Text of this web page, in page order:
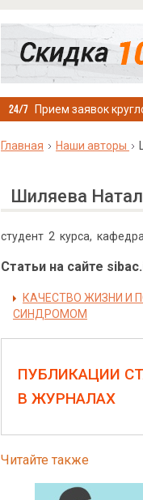
Прием заявок
Главная Наши авторы
Шиляева
студент 2 курса,
Статьи на сайте
КАЧЕСТВО ЖИЗНИ И
СИНДРОМОМ
ПУБЛИКАЦИИ
В ЖУРНАЛАХ
Читайте также